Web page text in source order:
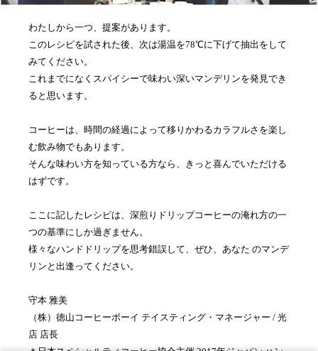
わたしから一つ、提案があります。
このレシピを試された後、次は湯温を78℃に下げて抽出をして
みてください。
これまでになくスパイシーで味わい深いマンデリンを発見でき
ると思います。
コーヒーは、時間の経過によって移りかわるカラフルさを楽し
む飲み物でもあります。
そんな味わい方を知っている方なら、きっと喜んでいただける
はずです。
ここに記したレシピは、深煎りドリップコーヒーの淹れ方の一
つの基準にしか過ぎません。
様々なハンドドリップを思考錯誤して、ぜひ、あなた のマンデ
リンと出逢ってください。
守本 雅美
（株）徳山コーヒーボーイ テイスティング・マネージャー / 光
店 店長